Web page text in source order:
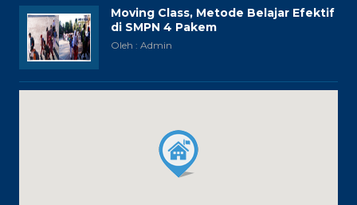
Moving Class, Metode Belajar Efektif
di SMPN 4 Pakem
Oleh : Admin